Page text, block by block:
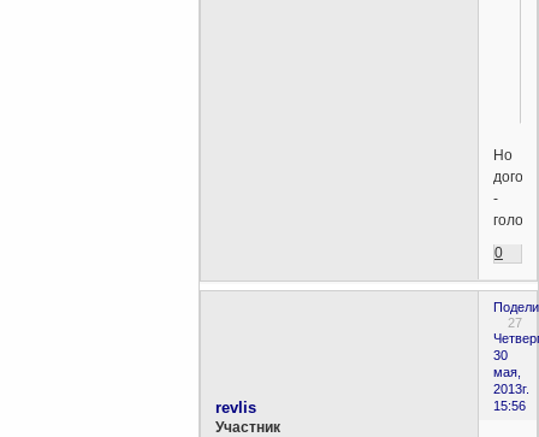
Но
-
0
27
30
мая,
2013г.
15:56
revlis
Участник